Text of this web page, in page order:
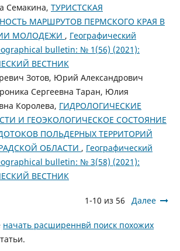
Семакина, ТУРИСТСКАЯ
МАРШРУТОВ ПЕРМСКОГО КРАЯ В
МОЛОДЕЖИ , Географический
bulletin: № 1(56) (2021):
ВЕСТНИК
Зотов, Юрий Александрович
Сергеевна Таран, Юлия
Королева, ГИДРОЛОГИЧЕСКИЕ
И ГЕОЭКОЛОГИЧЕСКОЕ СОСТОЯНИЕ
ПОЛЬДЕРНЫХ ТЕРРИТОРИЙ
ОБЛАСТИ , Географический
bulletin: № 3(58) (2021):
ВЕСТНИК
1-10 из 56 Далее
начать расширеннвй поиск похожих